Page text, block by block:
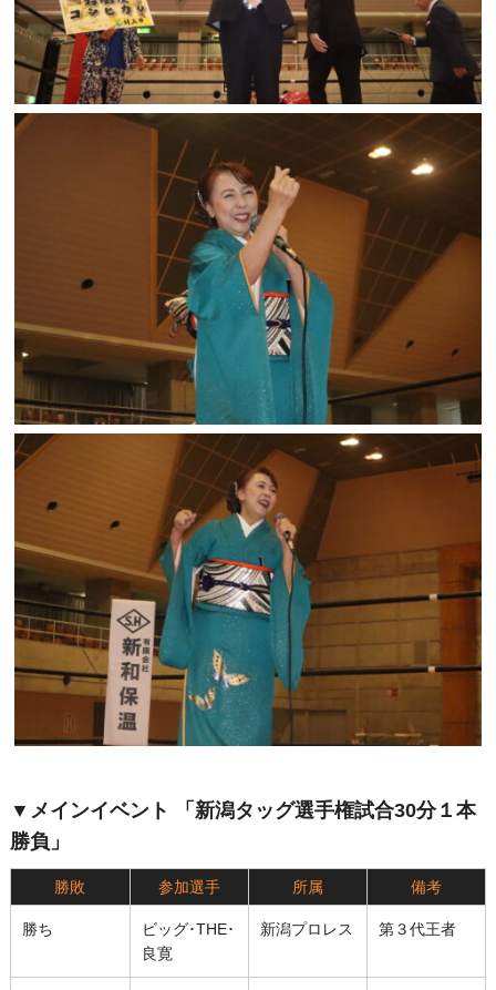
▼メインイベント 「新潟タッグ選手権試合30分１本
勝負」
勝敗 参加選手 所属 備考
勝ち
ビッグ･THE･
良寛
新潟プロレス 第３代王者